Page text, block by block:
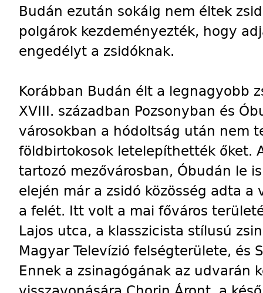
Budán ezután sokáig nem éltek
polgárok kezdeményezték, hogy
engedélyt a zsidóknak.
Korábban Budán élt a legnagyobb
XVIII. században Pozsonyban és
városokban a hódoltság után nem
földbirtokosok letelepíthették őket.
tartozó mezővárosban, Óbudán le
elején már a zsidó közösség adta a
a felét. Itt volt a mai főváros
Lajos utca, a klasszicista stílusú
Magyar Televízió felségterülete, és
Ennek a zsinagógának az udvarán